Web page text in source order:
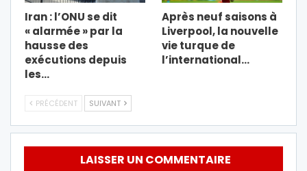
Iran : l’ONU se dit
« alarmée » par la
hausse des
exécutions depuis
les…
Après neuf saisons à
Liverpool, la nouvelle
vie turque de
l’international…
PRÉCÉDENT SUIVANT
LAISSER UN COMMENTAIRE